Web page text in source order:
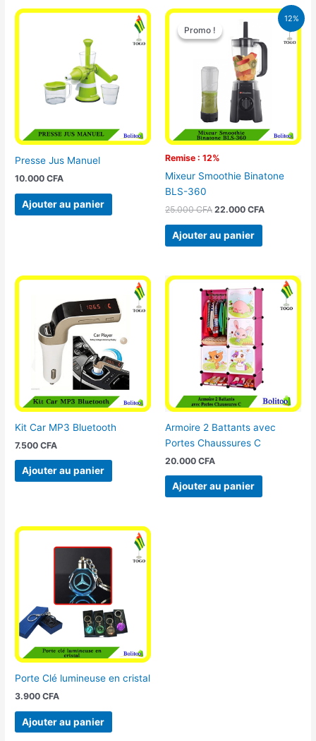
Presse Jus Manuel
10.000CFA
Ajouter au panier
12%
Promo !
Remise : 12%
Promo !
Mixeur Smoothie Binatone
BLS-360
25.000CFA
Le
prix
initial
était :
25.000 CFA.
22.000 CFA
Le
prix
actuel
est :
Ajouter au panier
Kit Car MP3 Bluetooth
7.500CFA
Ajouter au panier
Armoire 2 Battants avec
Portes Chaussures C
20.000 CFA
Ajouter au panier
Porte Clé lumineuse en cristal
3.900CFA
Ajouter au panier